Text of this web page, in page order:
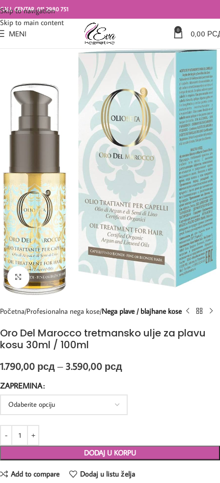
Skip to navigation
Skip to main content
CALL CENTAR: 011 2980 751
MENI 0 0,00
Kliknite za uvećanje
Početna Profesionalna nega kose Nega plave / blajhane kose
Oro Del Marocco tretmansko ulje za plavu
kosu 30ml / 100ml
1.790,00 рсд – 3.590,00 рсд
ZAPREMINA
DODAJ U KORPU
Add to compare Dodaj u listu želja